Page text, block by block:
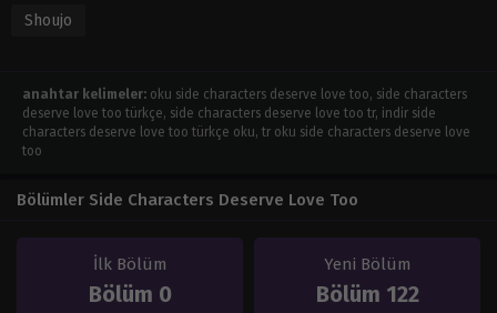
Shoujo
anahtar kelimeler: oku side characters deserve love too, side characters
deserve love too türkçe, side characters deserve love too tr, indir side
characters deserve love too türkçe oku, tr oku side characters deserve love
too
Bölümler Side Characters Deserve Love Too
İlk Bölüm
Bölüm 0
Yeni Bölüm
Bölüm 122